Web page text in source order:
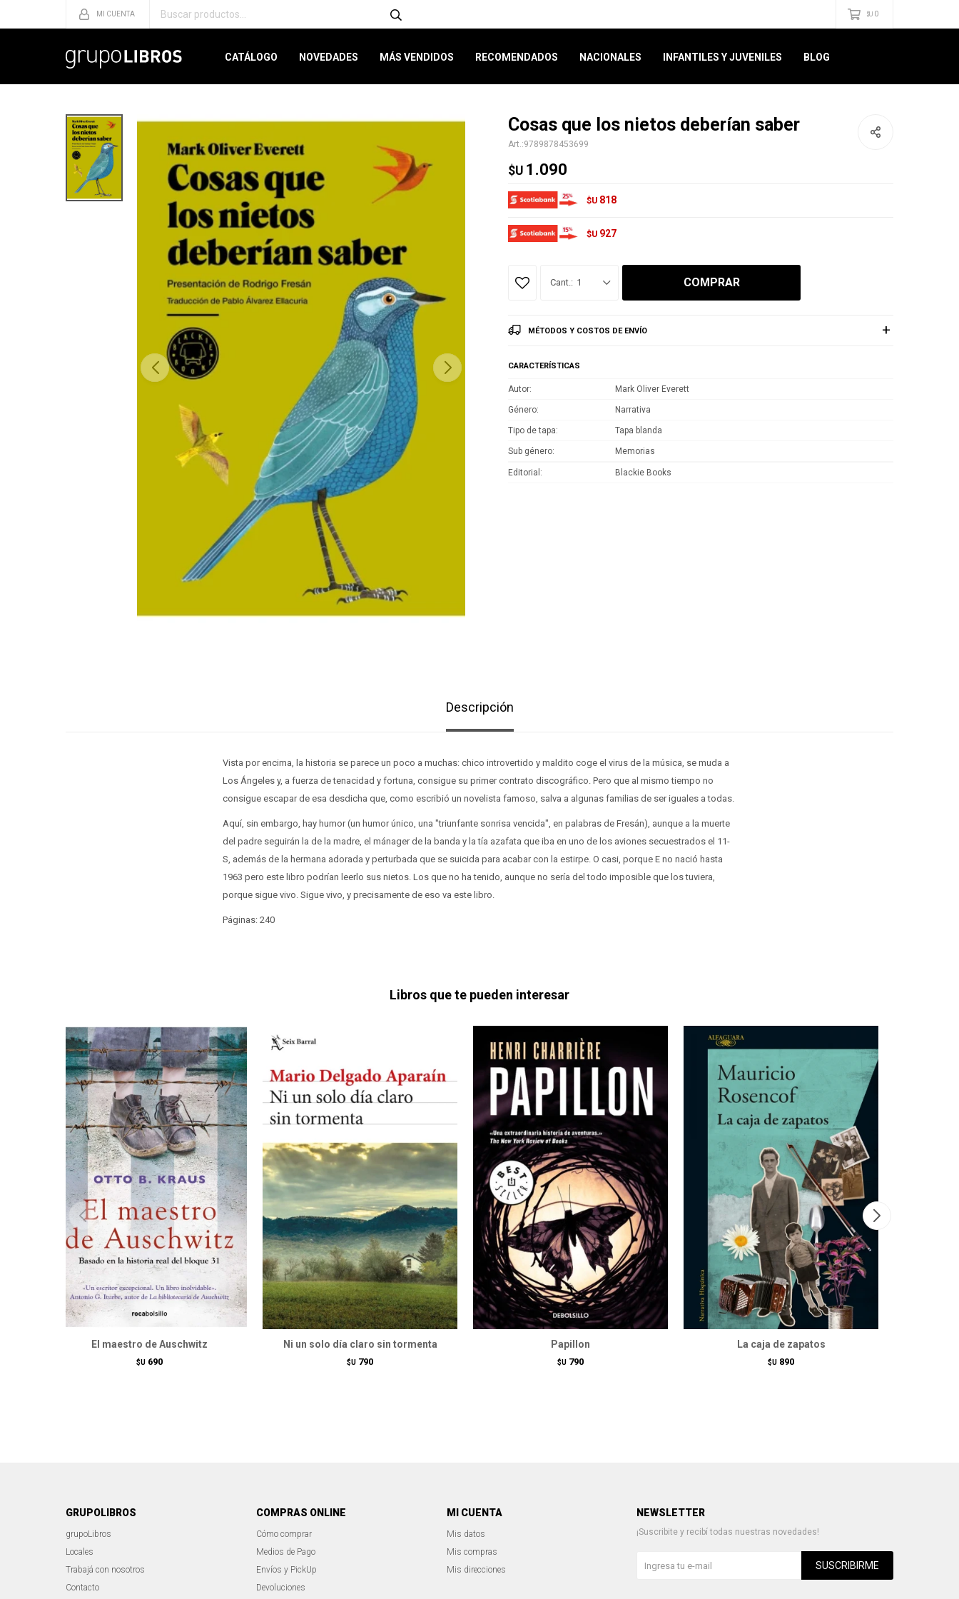
CATÁLOGO NOVEDADES MÁS VENDIDOS RECOMENDADOS NACIONALES INFANTILES Y JUVENILES BLOG
$U 0
Cosas que los nietos deberían saber
9789878453699
$U 1.090
$U 818
$U 927
1 COMPRAR
MÉTODOS Y COSTOS DE ENVÍO
CARACTERÍSTICAS
Autor Mark Oliver Everett
Género Narrativa
Tipo de tapa Tapa blanda
Sub género Memorias
Editorial Blackie Books
Descripción
Vista por encima, la historia se parece un poco a muchas: chico introvertido y maldito coge el virus de la música, se muda a
Los Ángeles y, a fuerza de tenacidad y fortuna, consigue su primer contrato discográfico. Pero que al mismo tiempo no
consigue escapar de esa desdicha que, como escribió un novelista famoso, salva a algunas familias de ser iguales a todas.
Aquí, sin embargo, hay humor (un humor único, una "triunfante sonrisa vencida", en palabras de Fresán), aunque a la muerte
del padre seguirán la de la madre, el mánager de la banda y la tía azafata que iba en uno de los aviones secuestrados el 11-
S, además de la hermana adorada y perturbada que se suicida para acabar con la estirpe. O casi, porque E no nació hasta
1963 pero este libro podrían leerlo sus nietos. Los que no ha tenido, aunque no sería del todo imposible que los tuviera,
porque sigue vivo. Sigue vivo, y precisamente de eso va este libro.
Páginas: 240
Libros que te pueden interesar
El maestro de Auschwitz
$U 690
Ni un solo día claro sin tormenta
$U 790
Papillon
$U 790
La caja de zapatos
$U 890
GRUPOLIBROS
grupoLibros
Locales
Trabajá con nosotros
Contacto
COMPRAS ONLINE
Cómo comprar
Medios de Pago
Envíos y PickUp
Devoluciones
MI CUENTA
Mis datos
Mis compras
Mis direcciones
NEWSLETTER
¡Suscribite y recibí todas nuestras novedades!
SUSCRIBIRME